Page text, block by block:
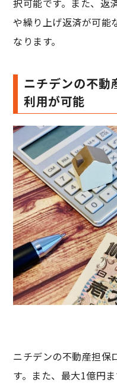
択可能です。また、返
や繰り上げ返済が可能
なります。
ニチデンの不動
利用が可能
ニチデンの不動産担保
す。また、最大1億円